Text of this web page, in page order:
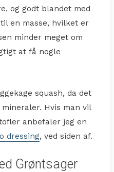
og godt blandet med
en masse, hvilket er
minder meget om
at få nogle
squash, da det
Hvis man vil
anbefaler jeg en
dressing, ved siden af.
Grøntsager